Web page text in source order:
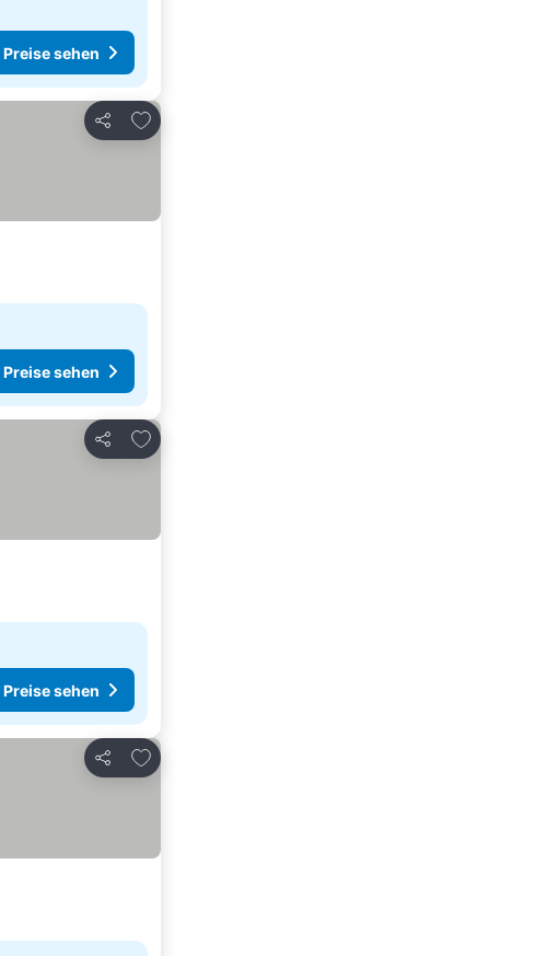
Preise sehen
Teilen
Zu Favoriten hinzufügen
Preise sehen
Teilen
Zu Favoriten hinzufügen
Preise sehen
Teilen
Zu Favoriten hinzufügen